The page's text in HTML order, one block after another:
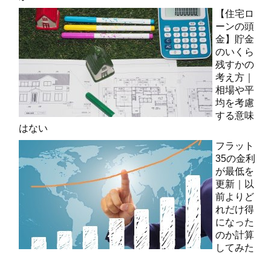
【住宅ロ
ーンの頭
金】貯金
のいくら
残すかの
考え方｜
相場や平
均を考慮
する意味
はない
フラット
35の金利
が最低を
更新｜以
前よりど
れだけ得
になった
のか計算
してみた